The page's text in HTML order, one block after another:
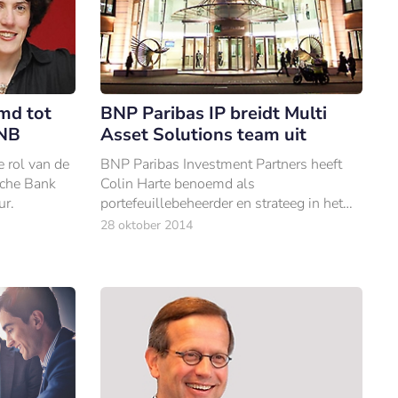
tot
rol van de
Bank
BNP Paribas IP breidt Multi
Asset Solutions team uit
BNP Paribas Investment Partners heeft
Colin Harte benoemd als
portefeuillebeheerder en strateeg in het
team Multi Asset Solutions.
28 oktober 2014